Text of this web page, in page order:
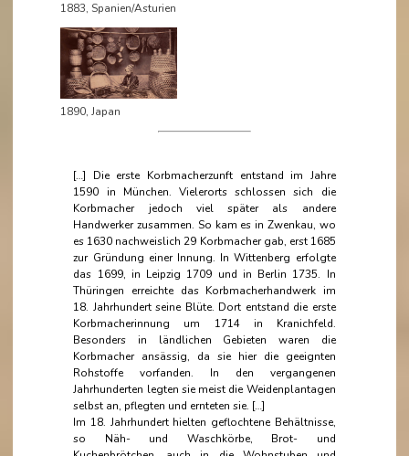
1883, Spanien/Asturien
1890, Japan
[…] Die erste Korbmacherzunft entstand im Jahre
1590 in München. Vielerorts schlossen sich die
Korbmacher jedoch viel später als andere
Handwerker zusammen. So kam es in Zwenkau, wo
es 1630 nachweislich 29 Korbmacher gab, erst 1685
zur Gründung einer Innung. In Wittenberg erfolgte
das 1699, in Leipzig 1709 und in Berlin 1735. In
Thüringen erreichte das Korbmacherhandwerk im
18. Jahrhundert seine Blüte. Dort entstand die erste
Korbmacherinnung um 1714 in Kranichfeld.
Besonders in ländlichen Gebieten waren die
Korbmacher ansässig, da sie hier die geeignten
Rohstoffe vorfanden. In den vergangenen
Jahrhunderten legten sie meist die Weidenplantagen
selbst an, pflegten und ernteten sie. […]
Im 18. Jahrhundert hielten geflochtene Behältnisse,
so Näh- und Waschkörbe, Brot- und